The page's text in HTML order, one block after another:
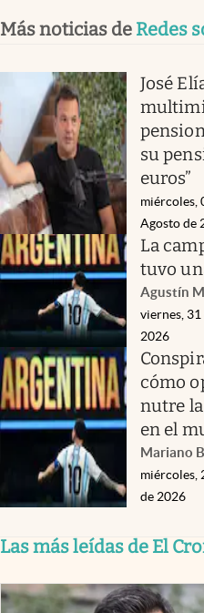
Más noticias de Redes
José
su
euros”
miércoles,
Agosto de
La
tuvo
Agustín
viernes,
2026
cómo
nutre
en el
Mariano
miércoles,
de 2026
Las más leídas de El